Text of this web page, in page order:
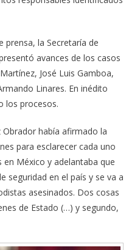
prensa, la Secretaría de
avances de los casos
José Luis Gamboa,
Linares. En inédito
los procesos.
Obrador había afirmado la
para esclarecer cada uno
México y adelantaba que
seguridad en el país y se va a
asesinados. Dos cosas
de Estado (…) y segundo,